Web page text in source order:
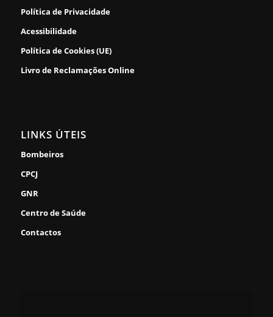
Política de Privacidade
Acessibilidade
Política de Cookies (UE)
Livro de Reclamações Online
LINKS ÚTEIS
Bombeiros
CPCJ
GNR
Centro de Saúde
Contactos